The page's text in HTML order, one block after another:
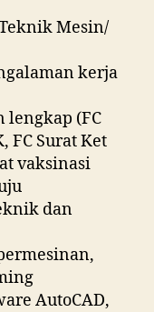
Mesin/
kerja
lengkap (FC
FC Surat Ket
vaksinasi
dan
AutoCAD,